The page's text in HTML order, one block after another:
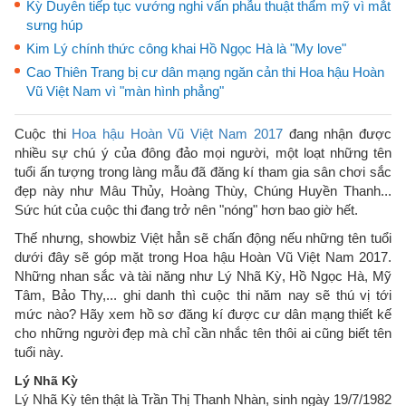
Kỳ Duyên tiếp tục vướng nghi vấn phẫu thuật thẩm mỹ vì mắt
sưng húp
Kim Lý chính thức công khai Hồ Ngọc Hà là "My love"
Cao Thiên Trang bị cư dân mạng ngăn cản thi Hoa hậu Hoàn
Vũ Việt Nam vì "màn hình phẳng"
Cuộc thi Hoa hậu Hoàn Vũ Việt Nam 2017 đang nhận được
nhiều sự chú ý của đông đảo mọi người, một loạt những tên
tuổi ấn tượng trong làng mẫu đã đăng kí tham gia sân chơi sắc
đẹp này như Mâu Thủy, Hoàng Thùy, Chúng Huyền Thanh...
Sức hút của cuộc thi đang trở nên "nóng" hơn bao giờ hết.
Thế nhưng, showbiz Việt hẳn sẽ chấn động nếu những tên tuổi
dưới đây sẽ góp mặt trong Hoa hậu Hoàn Vũ Việt Nam 2017.
Những nhan sắc và tài năng như Lý Nhã Kỳ, Hồ Ngọc Hà, Mỹ
Tâm, Bảo Thy,... ghi danh thì cuộc thi năm nay sẽ thú vị tới
mức nào? Hãy xem hồ sơ đăng kí được cư dân mạng thiết kế
cho những người đẹp mà chỉ cần nhắc tên thôi ai cũng biết tên
tuổi này.
Lý Nhã Kỳ
Lý Nhã Kỳ tên thật là Trần Thị Thanh Nhàn, sinh ngày 19/7/1982